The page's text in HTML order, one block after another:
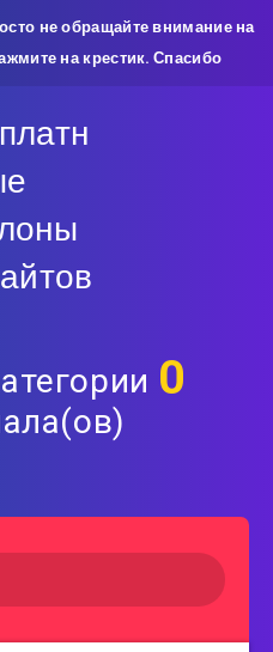
не обращайте внимание на
на крестик. Спасибо
0